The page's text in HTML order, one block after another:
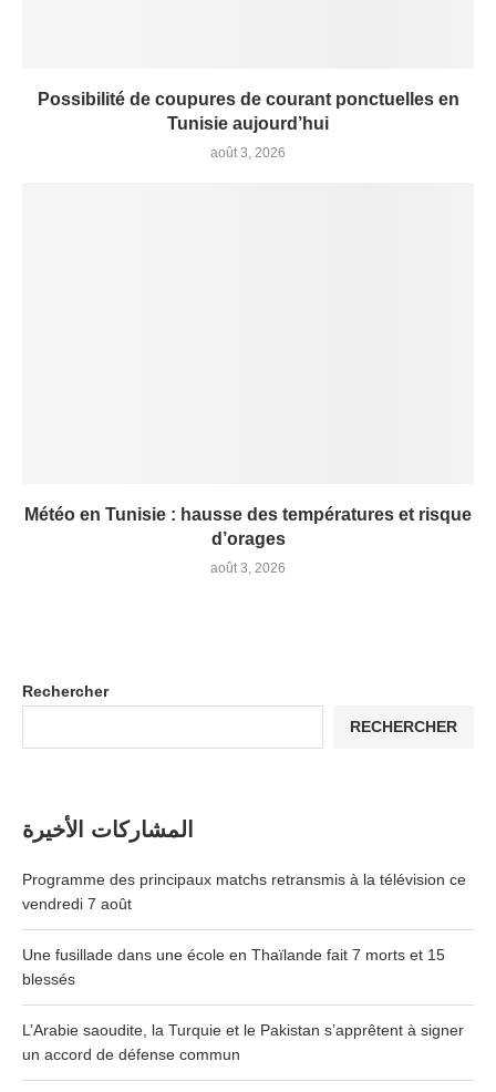
Possibilité de coupures de courant ponctuelles en
Tunisie aujourd’hui
août 3, 2026
Météo en Tunisie : hausse des températures et risque
d’orages
août 3, 2026
Rechercher
RECHERCHER
المشاركات الأخيرة
Programme des principaux matchs retransmis à la télévision ce
vendredi 7 août
Une fusillade dans une école en Thaïlande fait 7 morts et 15
blessés
L’Arabie saoudite, la Turquie et le Pakistan s’apprêtent à signer
un accord de défense commun